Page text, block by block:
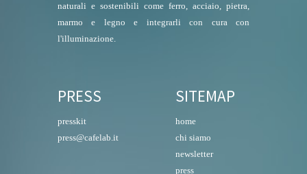
naturali e sostenibili come ferro, acciaio, pietra,
marmo e legno e integrarli con cura con
l'illuminazione.
PRESS
presskit
press@cafelab.it
SITEMAP
home
chi siamo
newsletter
press